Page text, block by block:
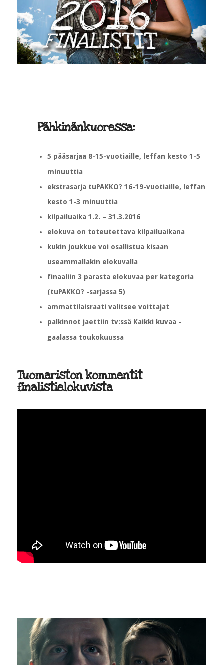
Pähkinänkuoressa:
5 pääsarjaa 8-15-vuotiaille, leffan kesto 1-5
minuuttia
ekstrasarja tuPAKKO? 16-19-vuotiaille, leffan
kesto 1-3 minuuttia
kilpailuaika 1.2. – 31.3.2016
elokuva on toteutettava kilpailuaikana
kukin joukkue voi osallistua kisaan
useammallakin elokuvalla
finaaliin 3 parasta elokuvaa per kategoria
(tuPAKKO? -sarjassa 5)
ammattilaisraati valitsee voittajat
palkinnot jaettiin tv:ssä Kaikki kuvaa -
gaalassa toukokuussa
Tuomariston kommentit
finalistielokuvista